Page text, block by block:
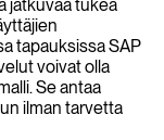
jatkuvaa tukea
tapauksissa SAP
voivat olla
Se antaa
ilman tarvetta